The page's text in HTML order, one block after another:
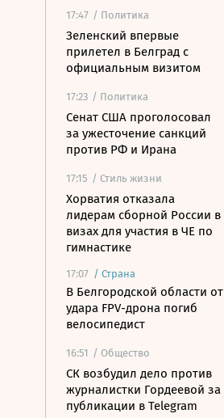
17:47 / Политика
Зеленский впервые
прилетел в Белград с
официальным визитом
17:23 / Политика
Сенат США проголосовал
за ужесточение санкций
против РФ и Ирана
17:15 / Стиль жизни
Хорватия отказала
лидерам сборной России в
визах для участия в ЧЕ по
гимнастике
17:07 / Страна
В Белгородской области от
удара FPV-дрона погиб
велосипедист
16:51 / Общество
СК возбудил дело против
журналистки Гордеевой за
публикации в Telegram